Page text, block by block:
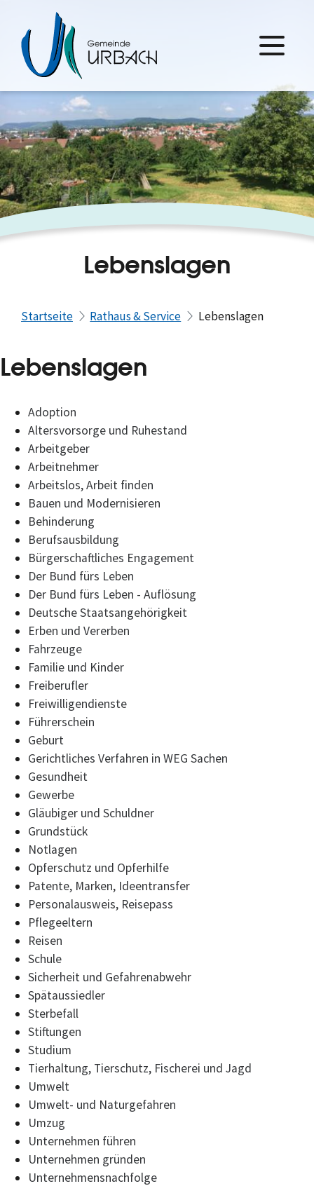
Lebenslagen
Startseite Rathaus & Service Lebenslagen
Lebenslagen
Adoption
Altersvorsorge und Ruhestand
Arbeitgeber
Arbeitnehmer
Arbeitslos, Arbeit finden
Bauen und Modernisieren
Behinderung
Berufsausbildung
Bürgerschaftliches Engagement
Der Bund fürs Leben
Der Bund fürs Leben - Auflösung
Deutsche Staatsangehörigkeit
Erben und Vererben
Fahrzeuge
Familie und Kinder
Freiberufler
Freiwilligendienste
Führerschein
Geburt
Gerichtliches Verfahren in WEG Sachen
Gesundheit
Gewerbe
Gläubiger und Schuldner
Grundstück
Notlagen
Opferschutz und Opferhilfe
Patente, Marken, Ideentransfer
Personalausweis, Reisepass
Pflegeeltern
Reisen
Schule
Sicherheit und Gefahrenabwehr
Spätaussiedler
Sterbefall
Stiftungen
Studium
Tierhaltung, Tierschutz, Fischerei und Jagd
Umwelt
Umwelt- und Naturgefahren
Umzug
Unternehmen führen
Unternehmen gründen
Unternehmensnachfolge